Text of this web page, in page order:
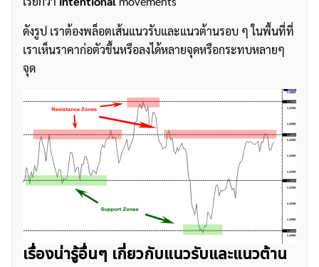
ค้นหา
สำหรับ:
ดังรูป เราต้องพล็อตเส้นแนวรับและแนวต้านรอบ ๆ ในพื้นที่ที่
เราเห็นราคาก่อตัวขึ้นหรือลงได้หลายจุดหรือกระทบหลายๆ
จุด
เรื่องน่ารู้อื่นๆ เกี่ยวกับแนวรับและแนวต้าน